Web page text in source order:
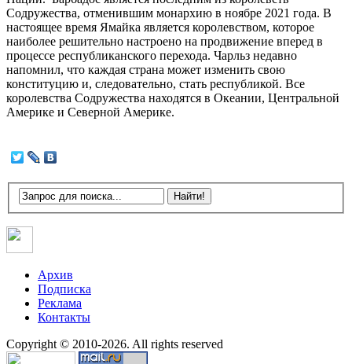
Содружества, отменившим монархию в ноябре 2021 года. В
настоящее время Ямайка является королевством, которое
наиболее решительно настроено на продвижение вперед в
процессе республиканского перехода. Чарльз недавно
напомнил, что каждая страна может изменить свою
конституцию и, следовательно, стать республикой. Все
королевства Содружества находятся в Океании, Центральной
Америке и Северной Америке.
Архив
Подписка
Реклама
Контакты
Copyright © 2010-2026. All rights reserved